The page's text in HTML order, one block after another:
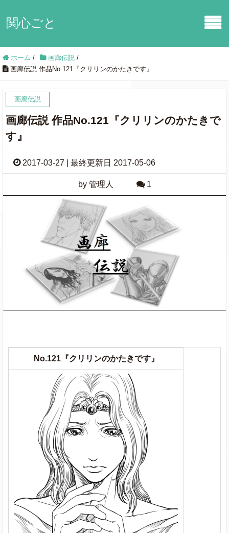
関心ごと
ホーム / 画廊伝説 /
画廊伝説 作品No.121『クリリンのかたきです』
画廊伝説
画廊伝説 作品No.121『クリリンのかたきで
す』
2017-03-27 | 最終更新日 2017-05-06
by 管理人 1
No.121『クリリンのかたきです』